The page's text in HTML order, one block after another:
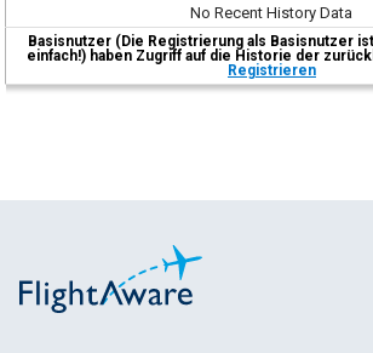
No Recent History Data
Basisnutzer (Die Registrierung als Basisnutzer
einfach!) haben Zugriff auf die Historie der
Registrieren